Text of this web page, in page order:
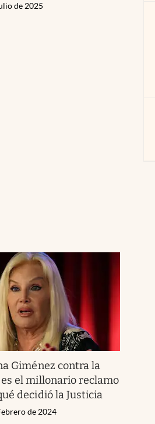
de 2025
Giménez contra la
es el millonario reclamo
decidió la Justicia
de 2024